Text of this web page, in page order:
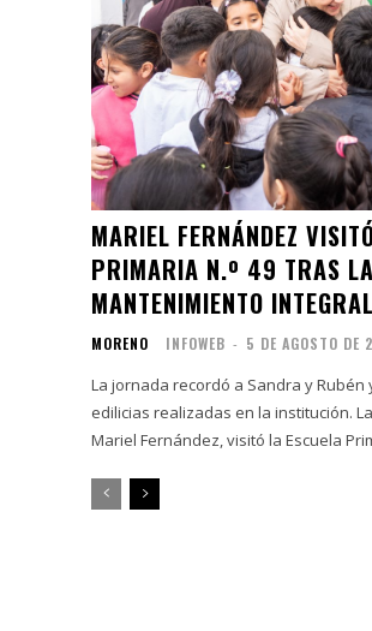
MARIEL FERNÁNDEZ
PRIMARIA N.º 49 TRAS
MANTENIMIENTO INTEGRAL
MORENO INFOWEB - 5 DE AGOSTO DE
La jornada recordó a Sandra y Rubén
edilicias realizadas en la institución. La intendenta de Moreno,
Mariel Fernández, visitó la Escuela